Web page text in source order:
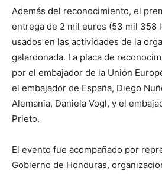
Además del reconocimiento, el
entrega de 2 mil euros (53 mil 358
usados en las actividades de la
galardonada. La placa de
por el embajador de la Unión
el embajador de España, Diego
Alemania, Daniela Vogl, y el
Prieto.
El evento fue acompañado por
Gobierno de Honduras,